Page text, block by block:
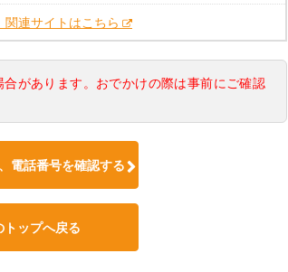
連サイトはこちら
があります。おでかけの際は事前にご確認
電話番号を確認する
トップへ戻る